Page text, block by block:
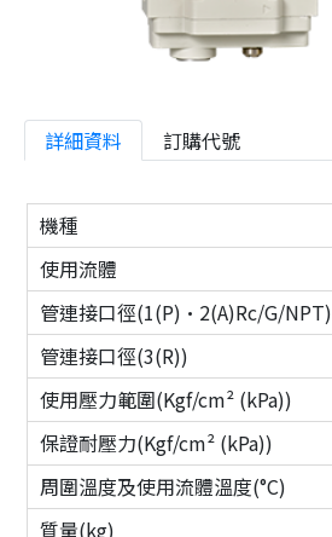
詳細資料 訂購代號
機種
使用流體
管連接口徑(1(P)·2(A)Rc/G/NPT)
管連接口徑(3(R))
使用壓力範圍(Kgf/cm² (kPa))
保證耐壓力(Kgf/cm² (kPa))
周圍溫度及使用流體溫度(°C)
質量(kg)